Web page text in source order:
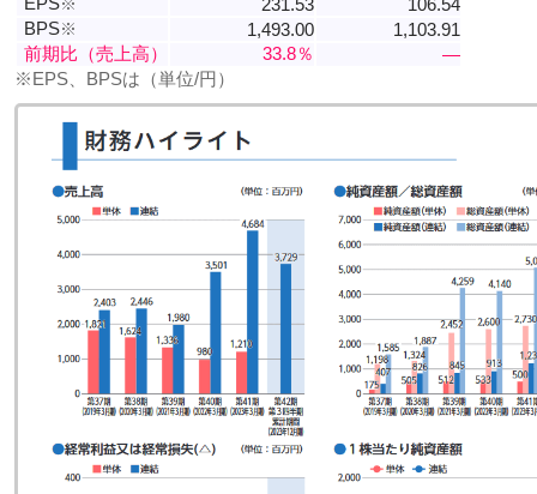
BPS※ 1,493.00
1,103.91
前期比（売上高）
33.8％
―
※EPS、BPSは（単位/円）